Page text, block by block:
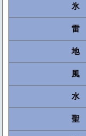
氷
雷
地
風
水
聖